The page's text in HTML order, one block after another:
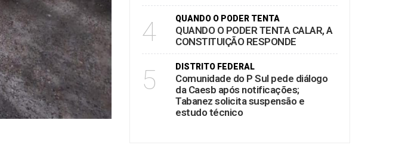
4 QUANDO O PODER TENTA
QUANDO O PODER TENTA CALAR, A
CONSTITUIÇÃO RESPONDE
5 DISTRITO FEDERAL
Comunidade do P Sul pede diálogo
da Caesb após notificações;
Tabanez solicita suspensão e
estudo técnico